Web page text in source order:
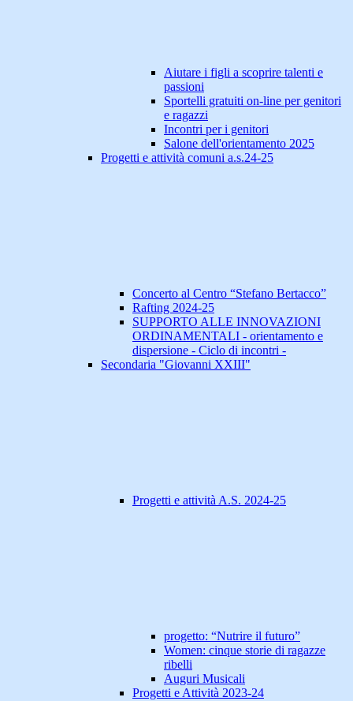
Aiutare i figli a scoprire talenti e
passioni
Sportelli gratuiti on-line per genitori
e ragazzi
Incontri per i genitori
Salone dell'orientamento 2025
Progetti e attività comuni a.s.24-25
Concerto al Centro “Stefano Bertacco”
Rafting 2024-25
SUPPORTO ALLE INNOVAZIONI
ORDINAMENTALI - orientamento e
dispersione - Ciclo di incontri -
Secondaria "Giovanni XXIII"
Progetti e attività A.S. 2024-25
progetto: “Nutrire il futuro”
Women: cinque storie di ragazze
ribelli
Auguri Musicali
Progetti e Attività 2023-24